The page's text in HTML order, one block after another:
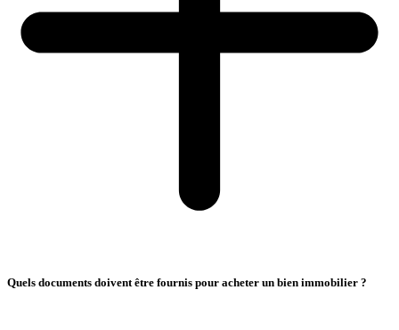
Quels documents doivent être fournis pour acheter un bien immobilier ?